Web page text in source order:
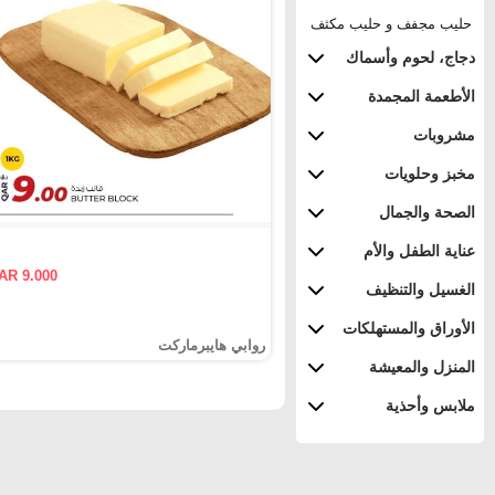
حليب مجفف و حليب مكثف
دجاج، لحوم وأسماك
الأطعمة المجمدة
مشروبات
مخبز وحلويات
الصحة والجمال
عناية الطفل والأم
الغسيل والتنظيف
الأوراق والمستهلكات
المنزل والمعيشة
ملابس وأحذية
9.000
روابي هايبرماركت